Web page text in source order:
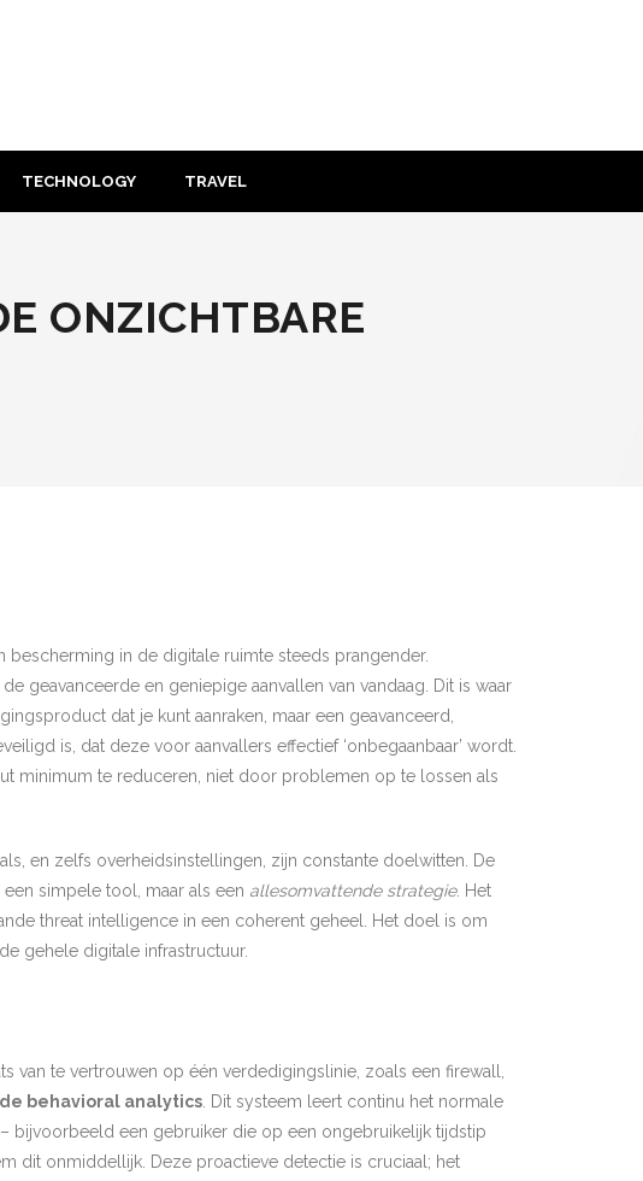
TECHNOLOGY TRAVEL
ONZICHTBARE
bescherming in de digitale ruimte steeds prangender.
geavanceerde en geniepige aanvallen van vandaag. Dit is waar
dat je kunt aanraken, maar een geavanceerd,
is, dat deze voor aanvallers effectief ‘onbegaanbaar’ wordt.
minimum te reduceren, niet door problemen op te lossen als
en zelfs overheidsinstellingen, zijn constante doelwitten. De
simpele tool, maar als een allesomvattende strategie. Het
threat intelligence in een coherent geheel. Het doel is om
gehele digitale infrastructuur.
van te vertrouwen op één verdedigingslinie, zoals een firewall,
behavioral analytics . Dit systeem leert continu het normale
bijvoorbeeld een gebruiker die op een ongebruikelijk tijdstip
dit onmiddellijk. Deze proactieve detectie is cruciaal; het